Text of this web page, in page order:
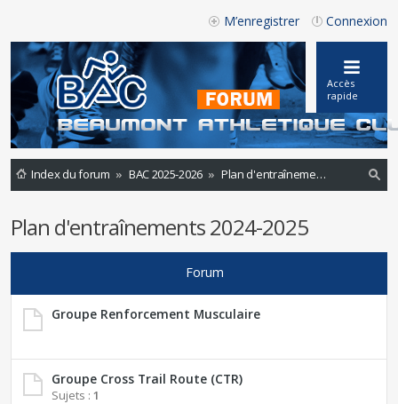
Connexion
M’enregistrer
Accès
rapide
Index du forum BAC 2025-2026
Plan d'entraînements 2024-2025
rc
Plan d'entraînements 2024-2025
Forum
Groupe Renforcement Musculaire
Groupe Cross Trail Route (CTR)
Sujets : 1